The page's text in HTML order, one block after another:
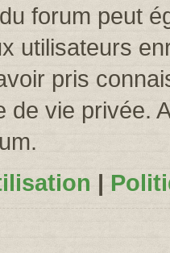
forum peut
utilisateurs
pris
de vie privée.
|